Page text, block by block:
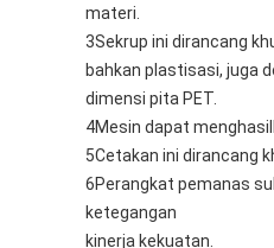
materi.
3Sekrup ini dirancang
bahkan plastisasi, juga
dimensi pita PET.
4Mesin dapat
5Cetakan ini dirancang
6Perangkat pemanas
ketegangan
kinerja kekuatan.